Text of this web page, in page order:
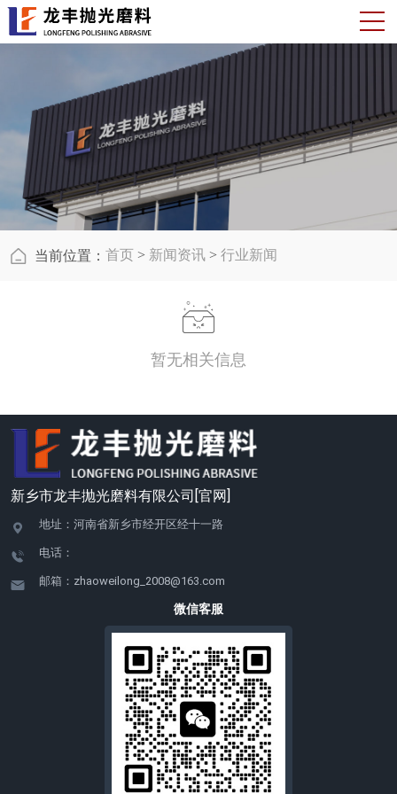
当前位置： 首页 > 新闻资讯 > 行业新闻
暂无相关信息
新乡市龙丰抛光磨料有限公司[官网]
地址：河南省新乡市经开区经十一路
电话：
邮箱：zhaoweilong_2008@163.com
微信客服